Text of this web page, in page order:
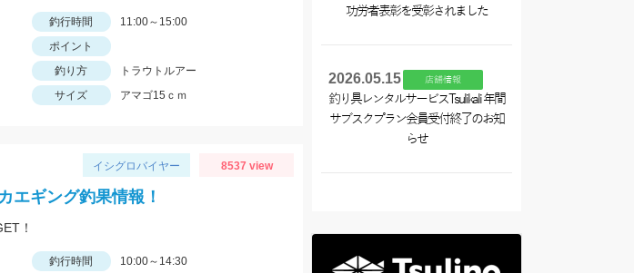
釣行時間
11:00～15:00
ポイント
釣り方
トラウトルアー
サイズ アマゴ15ｃｍ
イシグロバイヤー 8537 view
エギング釣果情報！
！
釣行時間
10:00～14:30
功労者表彰を受彰されました
2026.05.15 店舗情報
釣り具レンタルサービスTsulikali 年間
サブスクプラン会員受付終了のお知
らせ